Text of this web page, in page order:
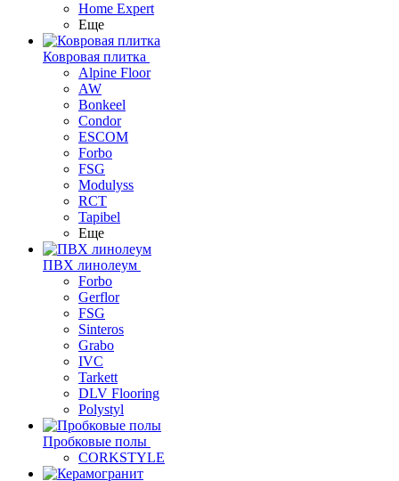
Home Expert
Еще
Ковровая плитка
Alpine Floor
AW
Bonkeel
Condor
ESCOM
Forbo
FSG
Modulyss
RCT
Tapibel
Еще
ПВХ линолеум
Forbo
Gerflor
FSG
Sinteros
Grabo
IVC
Tarkett
DLV Flooring
Polystyl
Пробковые полы
CORKSTYLE